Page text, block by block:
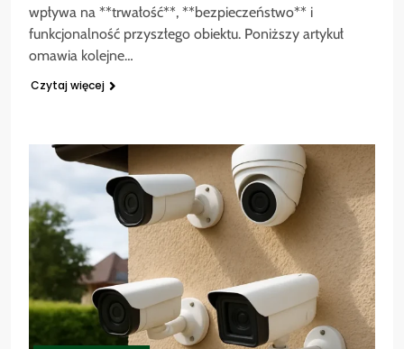
wpływa na **trwałość**, **bezpieczeństwo** i
funkcjonalność przyszłego obiektu. Poniższy artykuł
omawia kolejne…
Czytaj więcej